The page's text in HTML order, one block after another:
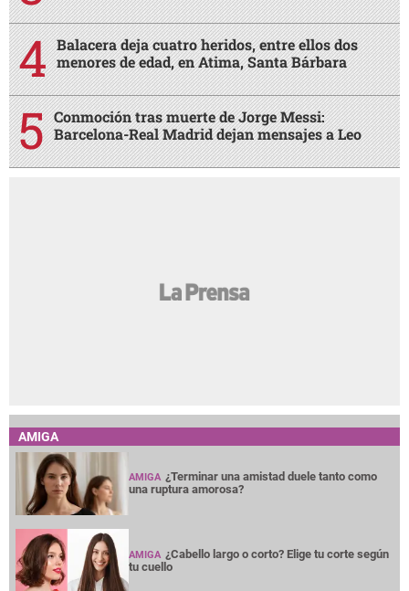
Balacera deja cuatro heridos, entre ellos dos
menores de edad, en Atima, Santa Bárbara
Conmoción tras muerte de Jorge Messi:
Barcelona-Real Madrid dejan mensajes a Leo
AMIGA
AMIGA ¿Terminar una amistad duele tanto como
una ruptura amorosa?
AMIGA ¿Cabello largo o corto? Elige tu corte según
tu cuello